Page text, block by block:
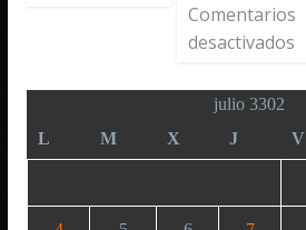
Comentarios
desactivados
julio 3302
L
M X J V